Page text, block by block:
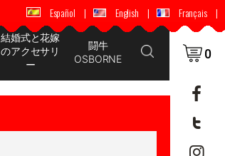
🚚 📦 世界中に配送 ✈️ 🌍
Español | English | Français |
結婚式と花嫁
のアクセサリ
ー
闘牛
OSBORNE
0